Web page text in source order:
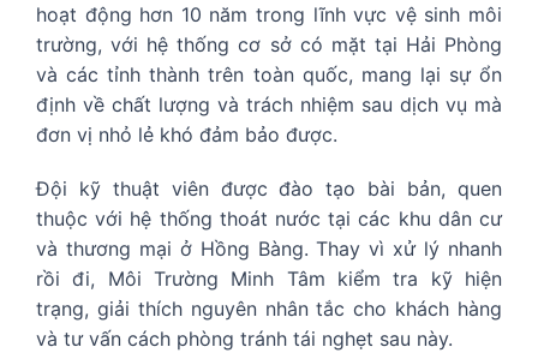
hoạt động hơn 10 năm trong lĩnh vực vệ sinh môi
trường, với hệ thống cơ sở có mặt tại Hải Phòng
và các tỉnh thành trên toàn quốc, mang lại sự ổn
định về chất lượng và trách nhiệm sau dịch vụ mà
đơn vị nhỏ lẻ khó đảm bảo được.
Đội kỹ thuật viên được đào tạo bài bản, quen
thuộc với hệ thống thoát nước tại các khu dân cư
và thương mại ở Hồng Bàng. Thay vì xử lý nhanh
rồi đi, Môi Trường Minh Tâm kiểm tra kỹ hiện
trạng, giải thích nguyên nhân tắc cho khách hàng
và tư vấn cách phòng tránh tái nghẹt sau này.